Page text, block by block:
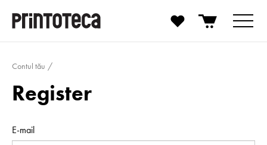
Contul tău
Register
E-mail